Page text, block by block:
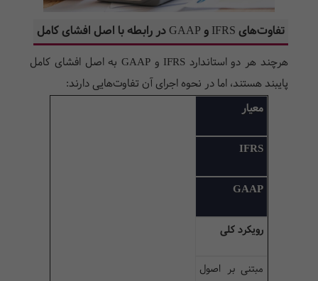
تفاوت‌هایIFRSوGAAPدر رابطه با اصل افشای کامل
هرچند هر دو استاندارد IFRS وGAAP به اصل افشای کامل
پایبند هستند، اما در نحوه اجرای آن تفاوت‌هایی دارند:
معیار
IFRS
GAAP
رویکرد کلی
مبتنی بر اصول